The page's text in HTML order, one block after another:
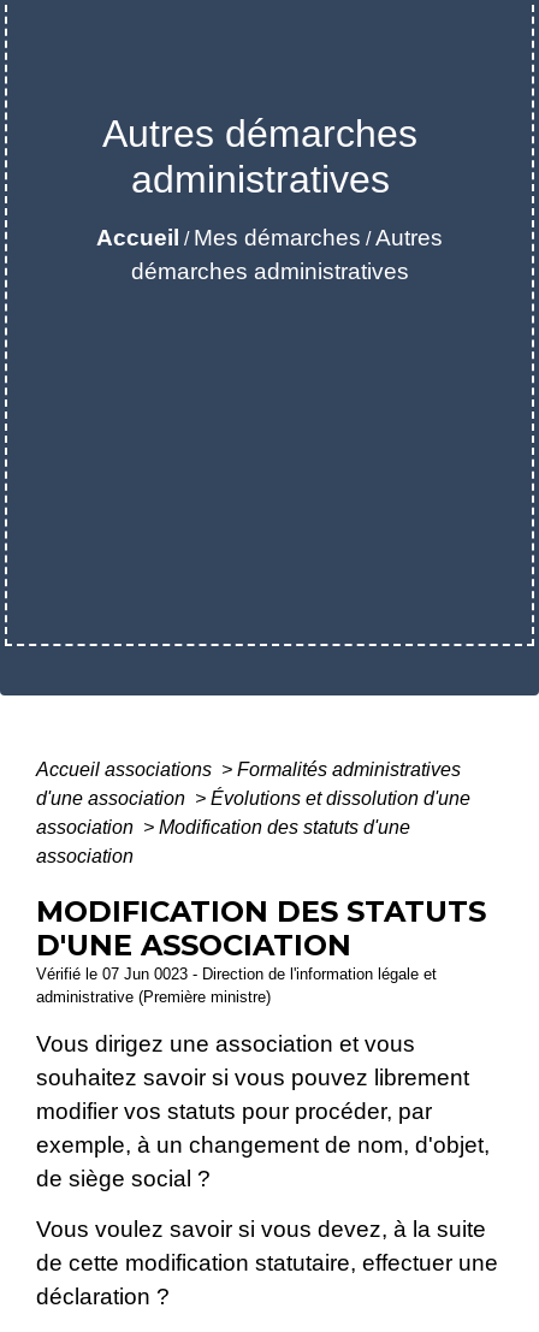
Autres démarches
administratives
Accueil / Mes démarches /Autres
démarches administratives
Accueil associations > Formalités administratives
d'une association > Évolutions et dissolution d'une
association > Modification des statuts d'une
association
MODIFICATION DES STATUTS
D'UNE ASSOCIATION
Vérifié le 07 Jun 0023 - Direction de l'information légale et
administrative (Première ministre)
Vous dirigez une association et vous
souhaitez savoir si vous pouvez librement
modifier vos statuts pour procéder, par
exemple, à un changement de nom, d'objet,
de siège social ?
Vous voulez savoir si vous devez, à la suite
de cette modification statutaire, effectuer une
déclaration ?